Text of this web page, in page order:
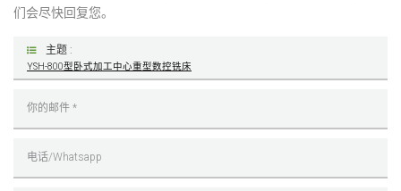
们会尽快回复您。
主题 :
YSH-800型卧式加工中心重型数控铣床